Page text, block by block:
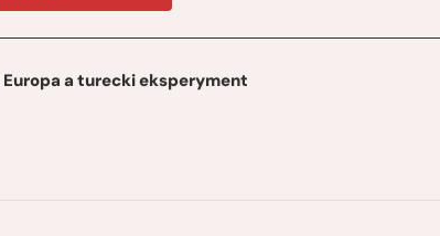
Europa a turecki eksperyment